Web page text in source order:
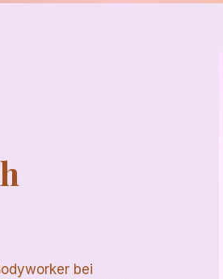
bei